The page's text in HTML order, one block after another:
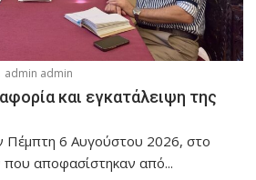
admin admin
και εγκατάλειψη της
Πέμπτη 6 Αυγούστου 2026, στο
αποφασίστηκαν από...